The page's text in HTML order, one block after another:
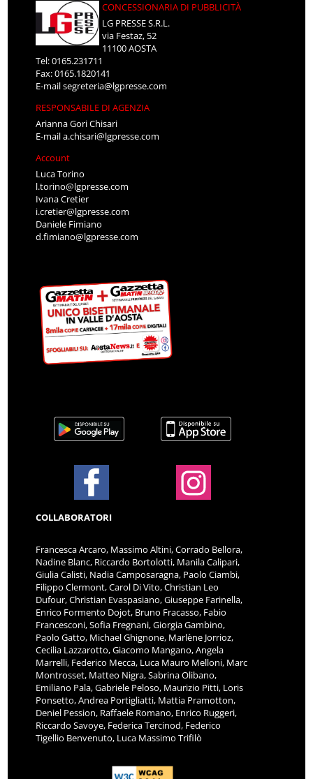
CONCESSIONARIA DI PUBBLICITÀ
LG PRESSE S.R.L.
via Festaz, 52
11100 AOSTA
Tel: 0165.231711
Fax: 0165.1820141
E-mailsegreteria@lgpresse.com
RESPONSABILE DI AGENZIA
Arianna Gori Chisari
E-maila.chisari@lgpresse.com
Account
Luca Torino
l.torino@lgpresse.com
Ivana Cretier
i.cretier@lgpresse.com
Daniele Fimiano
d.fimiano@lgpresse.com
COLLABORATORI
Francesca Arcaro, Massimo Altini, Corrado Bellora,
Nadine Blanc, Riccardo Bortolotti, Manila Calipari,
Giulia Calisti, Nadia Camposaragna, Paolo Ciambi,
Filippo Clermont, Carol Di Vito, Christian Leo
Dufour, Christian Evaspasiano, Giuseppe Farinella,
Enrico Formento Dojot, Bruno Fracasso, Fabio
Francesconi, Sofia Fregnani, Giorgia Gambino,
Paolo Gatto, Michael Ghignone, Marlène Jorrioz,
Cecilia Lazzarotto, Giacomo Mangano, Angela
Marrelli, Federico Mecca, Luca Mauro Melloni, Marc
Montrosset, Matteo Nigra, Sabrina Olibano,
Emiliano Pala, Gabriele Peloso, Maurizio Pitti, Loris
Ponsetto, Andrea Portigliatti, Mattia Pramotton,
Deniel Pession, Raffaele Romano, Enrico Ruggeri,
Riccardo Savoye, Federica Tercinod, Federico
Tigellio Benvenuto, Luca Massimo Trifilò